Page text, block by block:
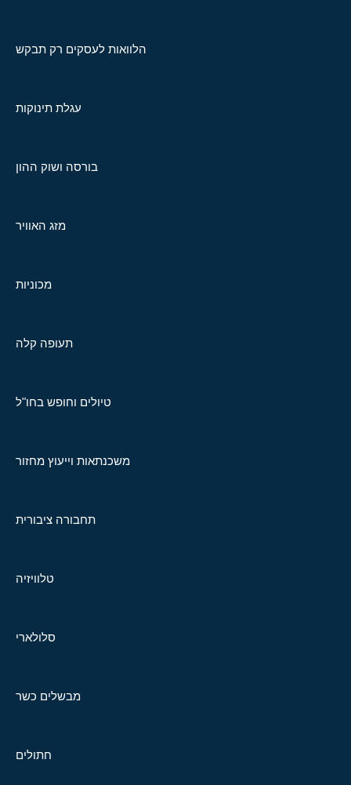
הלוואות לעסקים רק תבקש
עגלת תינוקות
בורסה ושוק ההון
מזג האוויר
מכוניות
תעופה קלה
טיולים וחופש בחו"ל
משכנתאות וייעוץ מחזור
תחבורה ציבורית
טלוויזיה
סלולארי
מבשלים כשר
חתולים